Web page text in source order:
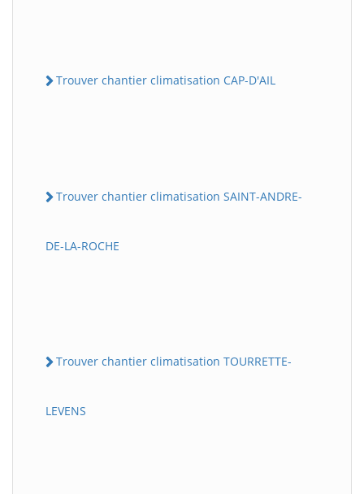
Trouver chantier climatisation CAP-D'AIL
Trouver chantier climatisation SAINT-ANDRE-
DE-LA-ROCHE
Trouver chantier climatisation TOURRETTE-
LEVENS